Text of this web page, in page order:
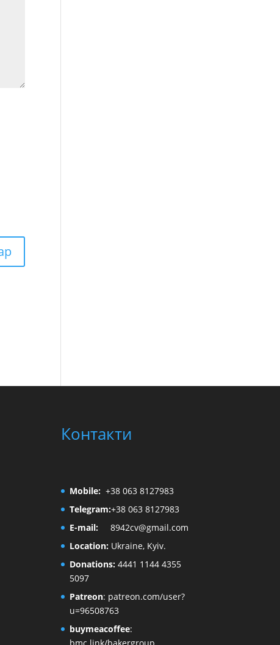
Контакти
Mobile:+38 063 8127983
Telegram:+38 063 8127983
E-mail:
8942cv@gmail.com
Location: Ukraine, Kyiv.
Donations: 4441 1144 4355
5097
Patreon: patreon.com/user?
u=96508763
buymeacoffee:
bmc.link/bakergroup